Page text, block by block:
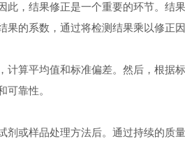
结果修正是一个重要的环节。结
的系数，通过将检测结果乘以修正
平均值和标准偏差。然后，根据
靠性。
样品处理方法后。通过持续的质